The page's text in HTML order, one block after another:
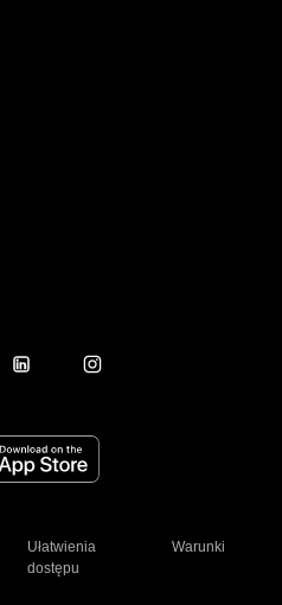
Ułatwienia
dostępu
Warunki